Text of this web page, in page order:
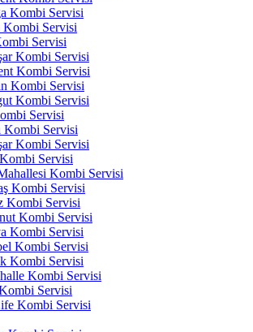
Kombi Servisi
Kombi Servisi
Servisi
Kombi Servisi
Kombi Servisi
Kombi Servisi
Kombi Servisi
Servisi
Kombi Servisi
Kombi Servisi
Servisi
Kombi Servisi
Kombi Servisi
Kombi Servisi
Kombi Servisi
Kombi Servisi
Kombi Servisi
Kombi Servisi
Kombi Servisi
Servisi
Kombi Servisi